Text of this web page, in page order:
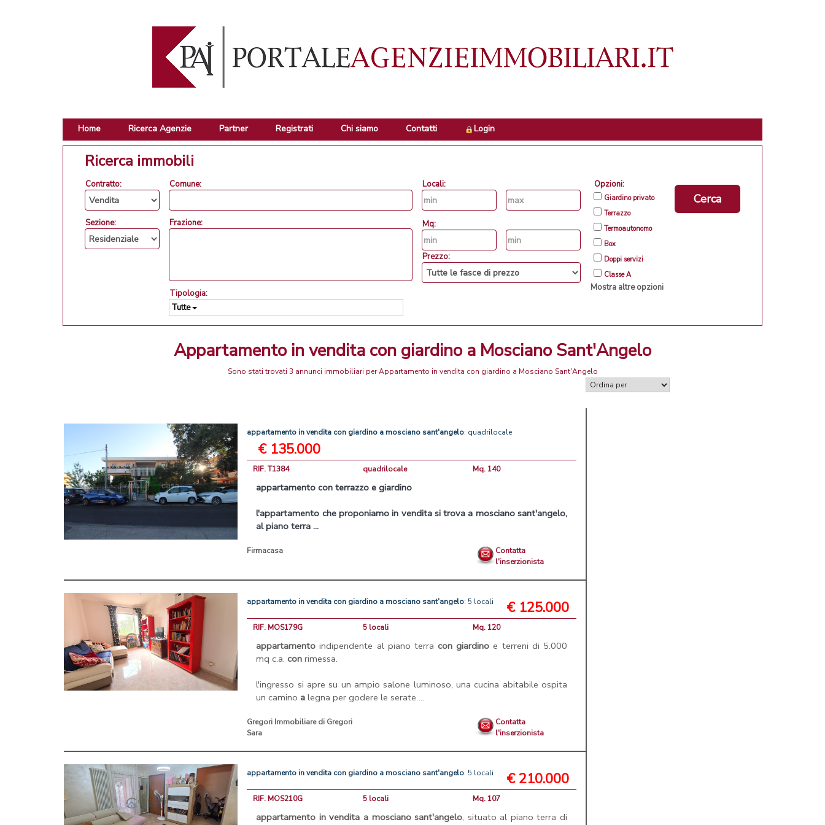
Home Ricerca Agenzie Partner Registrati Chi siamo Contatti Login
Ricerca immobili
Contratto:
Sezione:
Comune:
Frazione:
Tipologia:
Tutte
Locali:
Mq:
Prezzo:
Opzioni:
Giardino privato
Terrazzo
Termoautonomo
Box
Doppi servizi
Classe A
Mostra altre opzioni
Cerca
Appartamento in vendita con giardino a Mosciano Sant'Angelo
Sono stati trovati 3 annunci immobiliari per Appartamento in vendita con giardino a Mosciano Sant'Angelo
appartamento in vendita con giardino a mosciano sant'angelo: quadrilocale
€ 135.000
RIF. T1384 quadrilocale Mq. 140
appartamento con terrazzo e giardino
l'appartamento che proponiamoin venditasi trovaa mosciano sant'angelo,
al piano terra ...
Firmacasa
Contatta
l'inserzionista
appartamento in vendita con giardino a mosciano sant'angelo: 5 locali € 125.000
RIF. MOS179G 5 locali Mq. 120
appartamento indipendente al piano terracon giardino e terreni di 5.000
mq c.a.con rimessa.
l'ingresso si apre su un ampio salone luminoso, una cucina abitabile ospita
un camino a legna per godere le serate ...
Gregori Immobiliare di Gregori
Sara
Contatta
l'inserzionista
appartamento in vendita con giardino a mosciano sant'angelo: 5 locali € 210.000
RIF. MOS210G 5 locali Mq. 107
appartamento in vendita a mosciano sant'angelo, situato al piano terra di